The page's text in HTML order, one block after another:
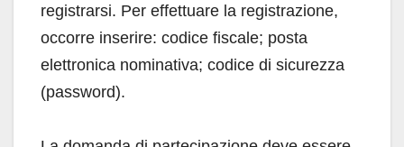
registrarsi. Per effettuare la registrazione,
occorre inserire: codice fiscale; posta
elettronica nominativa; codice di sicurezza
(password).